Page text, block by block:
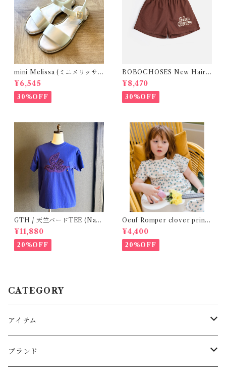
mini Melissa (ミニメリッサ)
/ MAR SANDAL
¥6,545
30%OFF
BOBOCHOSES New Hairli
ne denim bermuda shorts /
2-6Y
¥8,470
30%OFF
GTH / 天竺バードTEE (Navy
BL) / Size２
¥11,880
20%OFF
Oeuf Romper clover print
Kid Tee (2-5y)
¥4,400
20%OFF
CATEGORY
アイテム
Baby
ブランド